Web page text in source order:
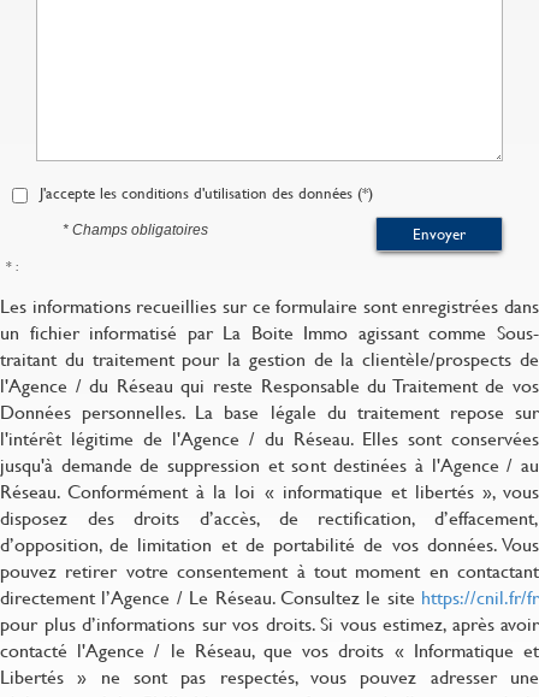
J'accepte les conditions d'utilisation des données (*)
Envoyer
* Champs obligatoires
* :
Les informations recueillies sur ce formulaire sont enregistrées dans
un fichier informatisé par La Boite Immo agissant comme Sous-
traitant du traitement pour la gestion de la clientèle/prospects de
l'Agence / du Réseau qui reste Responsable du Traitement de vos
Données personnelles. La base légale du traitement repose sur
l'intérêt légitime de l'Agence / du Réseau. Elles sont conservées
jusqu'à demande de suppression et sont destinées à l'Agence / au
Réseau. Conformément à la loi « informatique et libertés », vous
disposez des droits d’accès, de rectification, d’effacement,
d’opposition, de limitation et de portabilité de vos données. Vous
pouvez retirer votre consentement à tout moment en contactant
directement l’Agence / Le Réseau. Consultez le site https://cnil.fr/fr
pour plus d’informations sur vos droits. Si vous estimez, après avoir
contacté l'Agence / le Réseau, que vos droits « Informatique et
Libertés » ne sont pas respectés, vous pouvez adresser une